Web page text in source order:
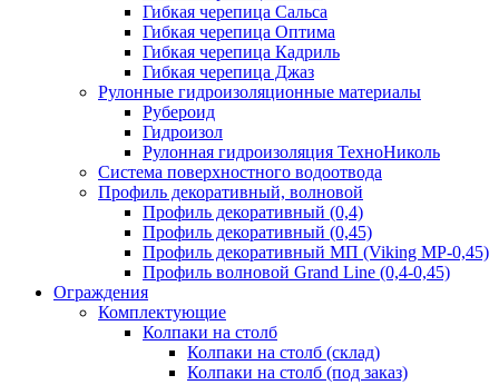
Гибкая черепица Сальса
Гибкая черепица Оптима
Гибкая черепица Кадриль
Гибкая черепица Джаз
Рулонные гидроизоляционные материалы
Рубероид
Гидроизол
Рулонная гидроизоляция ТехноНиколь
Система поверхностного водоотвода
Профиль декоративный, волновой
Профиль декоративный (0,4)
Профиль декоративный (0,45)
Профиль декоративный МП (Viking MP-0,45)
Профиль волновой Grand Line (0,4-0,45)
Ограждения
Комплектующие
Колпаки на столб
Колпаки на столб (склад)
Колпаки на столб (под заказ)